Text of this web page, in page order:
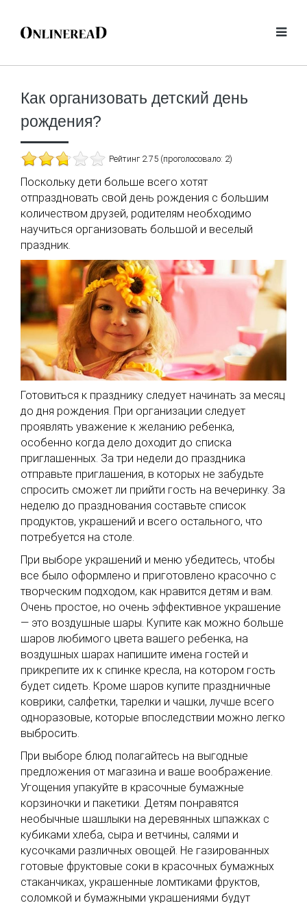
Как организовать детский день
рождения?
Рейтинг 2.75 (проголосовало: 2)
Поскольку дети больше всего хотят
отпраздновать свой день рождения с большим
количеством друзей, родителям необходимо
научиться организовать большой и веселый
праздник.
Готовиться к празднику следует начинать за месяц
до дня рождения. При организации следует
проявлять уважение к желанию ребенка,
особенно когда дело доходит до списка
приглашенных. За три недели до праздника
отправьте приглашения, в которых не забудьте
спросить сможет ли прийти гость на вечеринку. За
неделю до празднования составьте список
продуктов, украшений и всего остального, что
потребуется на столе.
При выборе украшений и меню убедитесь, чтобы
все было оформлено и приготовлено красочно с
творческим подходом, как нравится детям и вам.
Очень простое, но очень эффективное украшение
— это воздушные шары. Купите как можно больше
шаров любимого цвета вашего ребенка, на
воздушных шарах напишите имена гостей и
прикрепите их к спинке кресла, на котором гость
будет сидеть. Кроме шаров купите праздничные
коврики, салфетки, тарелки и чашки, лучше всего
одноразовые, которые впоследствии можно легко
выбросить.
При выборе блюд полагайтесь на выгодные
предложения от магазина и ваше воображение.
Угощения упакуйте в красочные бумажные
корзиночки и пакетики. Детям понравятся
необычные шашлыки на деревянных шпажках с
кубиками хлеба, сыра и ветчины, салями и
кусочками различных овощей. Не газированных
готовые фруктовые соки в красочных бумажных
стаканчиках, украшенные ломтиками фруктов,
соломкой и бумажными украшениями будут